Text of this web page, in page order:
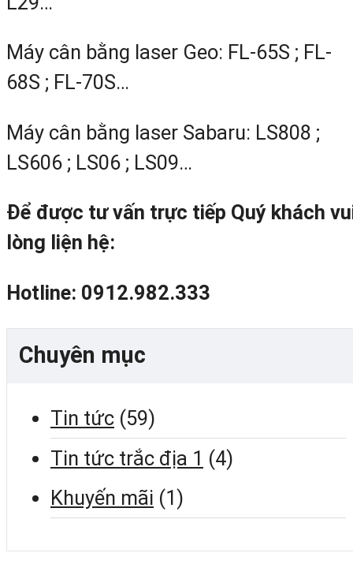
Chuyên mục
Tin tức (59)
Tin tức trắc địa 1 (4)
Khuyến mãi (1)
Máy cân bằng laser Geo: FL-65S ; FL-
68S ; FL-70S…
Máy cân bằng laser Sabaru: LS808 ;
LS606 ; LS06 ; LS09…
Để được tư vấn trực tiếp Quý khách
lòng liện hệ:
Hotline: 0912.982.333